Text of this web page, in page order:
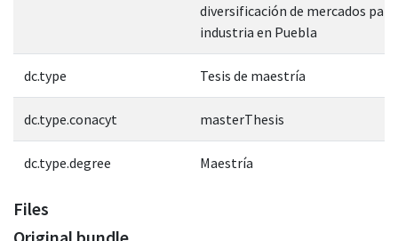
diversificación de mercados
industria en Puebla
dc.type Tesis de maestría
dc.type.conacyt masterThesis
dc.type.degree Maestría
Files